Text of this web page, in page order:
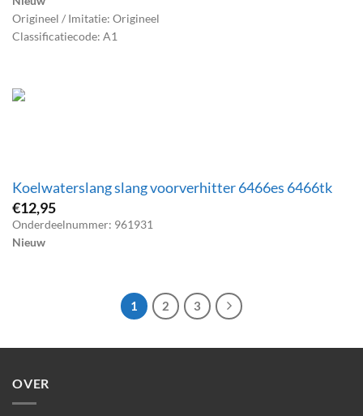
Origineel / Imitatie: Origineel
Classificatiecode: A1
Koelwaterslang slang voorverhitter 6466es 6466tk
€12,95
Onderdeelnummer: 961931
Nieuw
1 2 3
OVER